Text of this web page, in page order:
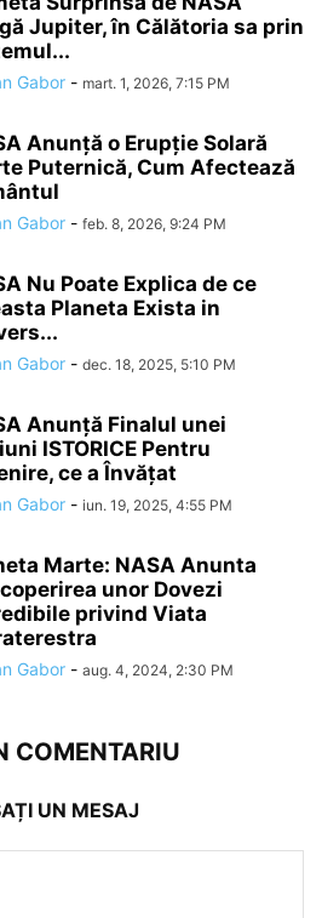
Jupiter, în Călătoria sa prin
Gabor - mart. 1, 2026, 7:15 PM
Anunță o Erupție Solară
Puternică, Cum Afectează
Gabor - feb. 8, 2026, 9:24 PM
Nu Poate Explica de ce
Planeta Exista in
Gabor - dec. 18, 2025, 5:10 PM
Anunță Finalul unei
ISTORICE Pentru
ce a Învățat
Gabor - iun. 19, 2025, 4:55 PM
Marte: NASA Anunta
unor Dovezi
privind Viata
Gabor - aug. 4, 2024, 2:30 PM
COMENTARIU
UN MESAJ